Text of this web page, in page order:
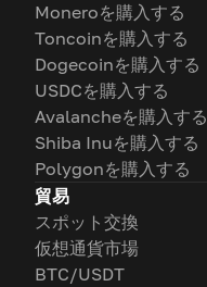
Moneroを購入する
Toncoinを購入する
Dogecoinを購入する
USDCを購入する
Avalancheを購入する
Shiba Inuを購入する
Polygonを購入する
貿易
スポット交換
仮想通貨市場
BTC/USDT